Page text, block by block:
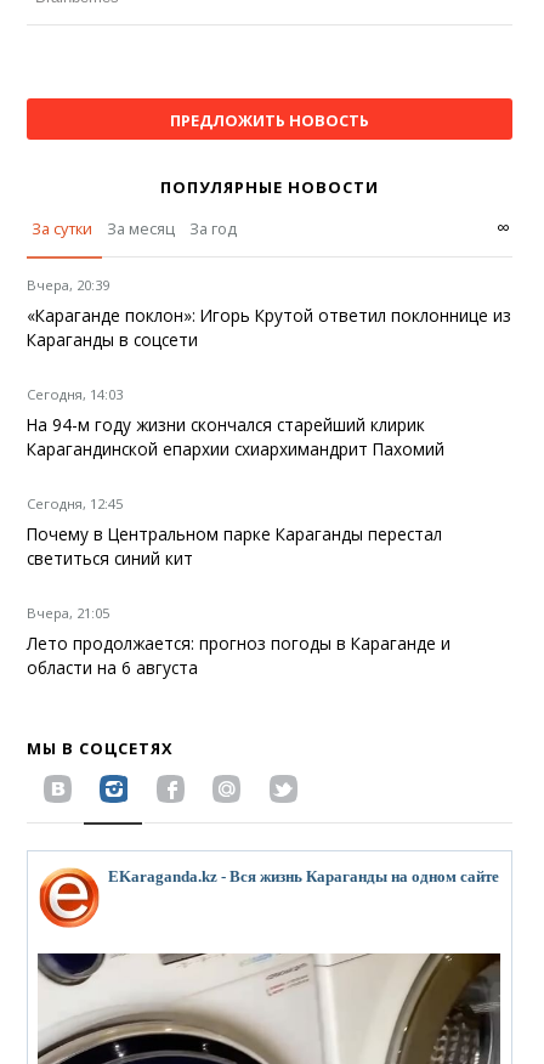
ПРЕДЛОЖИТЬ НОВОСТЬ
ПОПУЛЯРНЫЕ НОВОСТИ
За сутки
За месяц За год ∞
Вчера, 20:39
«Караганде поклон»: Игорь Крутой ответил поклоннице из
Караганды в соцсети
Сегодня, 14:03
На 94-м году жизни скончался старейший клирик
Карагандинской епархии схиархимандрит Пахомий
Сегодня, 12:45
Почему в Центральном парке Караганды перестал
светиться синий кит
Вчера, 21:05
Лето продолжается: прогноз погоды в Караганде и
области на 6 августа
МЫ В СОЦСЕТЯХ
EKaraganda.kz - Вся жизнь Караганды на одном сайте